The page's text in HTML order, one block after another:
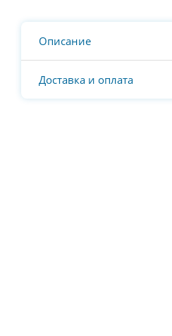
Описание
Доставка и оплата